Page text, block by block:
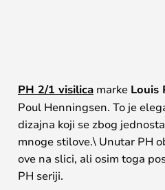
PH 2/1 visilica marke Louis
Poul Henningsen. To je
dizajna koji se zbog
mnoge stilove.\ Unutar PH
ove na slici, ali osim toga
PH seriji.